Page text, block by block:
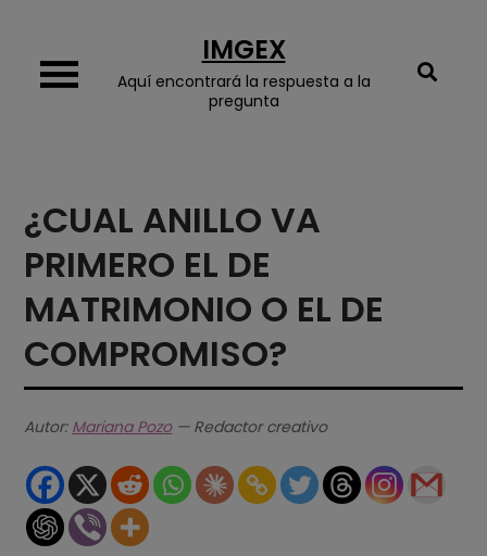
content
IMGEX
Aquí encontrará la respuesta a la
pregunta
¿CUAL ANILLO VA
PRIMERO EL DE
MATRIMONIO O EL DE
COMPROMISO?
Autor: Mariana Pozo— Redactor creativo